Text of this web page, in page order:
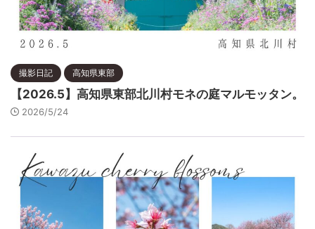
撮影日記 高知県東部
【2026.5】高知県東部北川村モネの庭マルモッタン。
2026/5/24